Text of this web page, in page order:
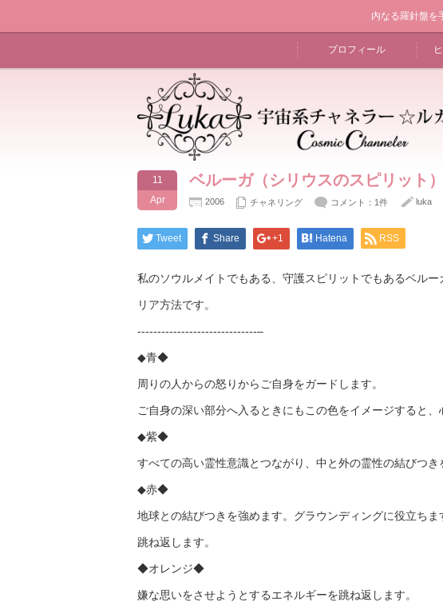
内なる羅針盤を
プロフィール
11
Apr
ベルーガ（シリウスのスピリット
2006 チャネリング コメント：1件 luka
Tweet Share +1 Hatena RSS
私のソウルメイトでもある、守護スピリットでもあるベル
リア方法です。
------------------------------–
◆青◆
周りの人からの怒りからご自身をガードします。
ご自身の深い部分へ入るときにもこの色をイメージすると、
◆紫◆
すべての高い霊性意識とつながり、中と外の霊性の結びつき
◆赤◆
地球との結びつきを強めます。グラウンディングに役立ち
跳ね返します。
◆オレンジ◆
嫌な思いをさせようとするエネルギーを跳ね返します。